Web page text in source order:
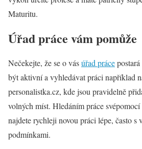
Maturitu.
Úřad práce vám pomůže
Nečekejte, že se o vásúřad práce
být aktivní a vyhledávat práci například
personalistka.cz, kde jsou pravidelně
volných míst. Hledáním práce svépomocí
najdete rychleji novou práci lépe, často s
podmínkami.